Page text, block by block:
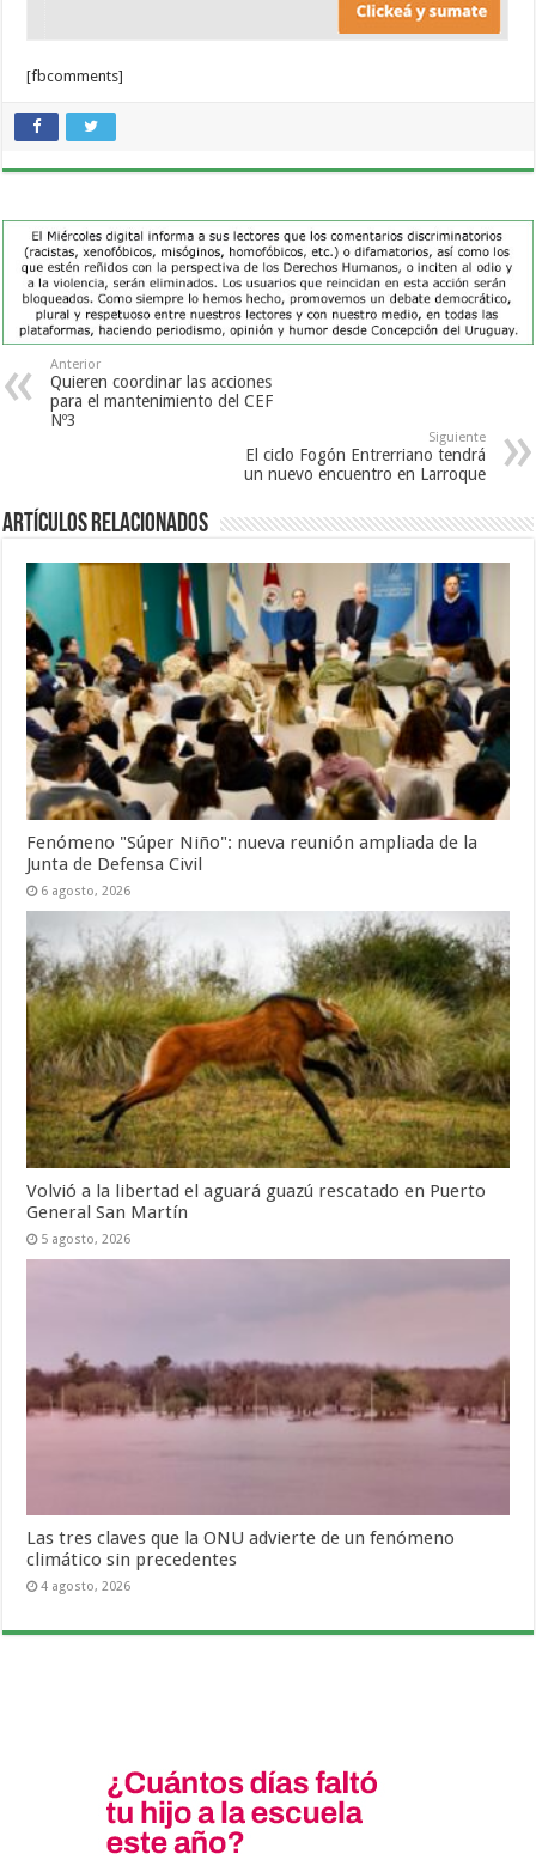
[fbcomments]
Anterior
Quieren coordinar las acciones
para el mantenimiento del CEF
Nº3
Siguiente
El ciclo Fogón Entrerriano tendrá
un nuevo encuentro en Larroque
Artículos Relacionados
Fenómeno "Súper Niño": nueva reunión ampliada de la
Junta de Defensa Civil
6 agosto, 2026
Volvió a la libertad el aguará guazú rescatado en Puerto
General San Martín
5 agosto, 2026
Las tres claves que la ONU advierte de un fenómeno
climático sin precedentes
4 agosto, 2026